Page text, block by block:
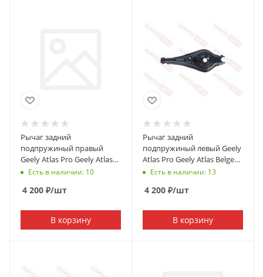
Рычаг задний
подпружиный правый
Geely Atlas Pro Geely Atlas
Belgee X70
Есть в наличии: 10
4 200 ₽/шт
В корзину
Рычаг задний
подпружиный левый Geely
Atlas Pro Geely Atlas Belgee
X70Есть в наличии: 13
4 200 ₽/шт
В корзину